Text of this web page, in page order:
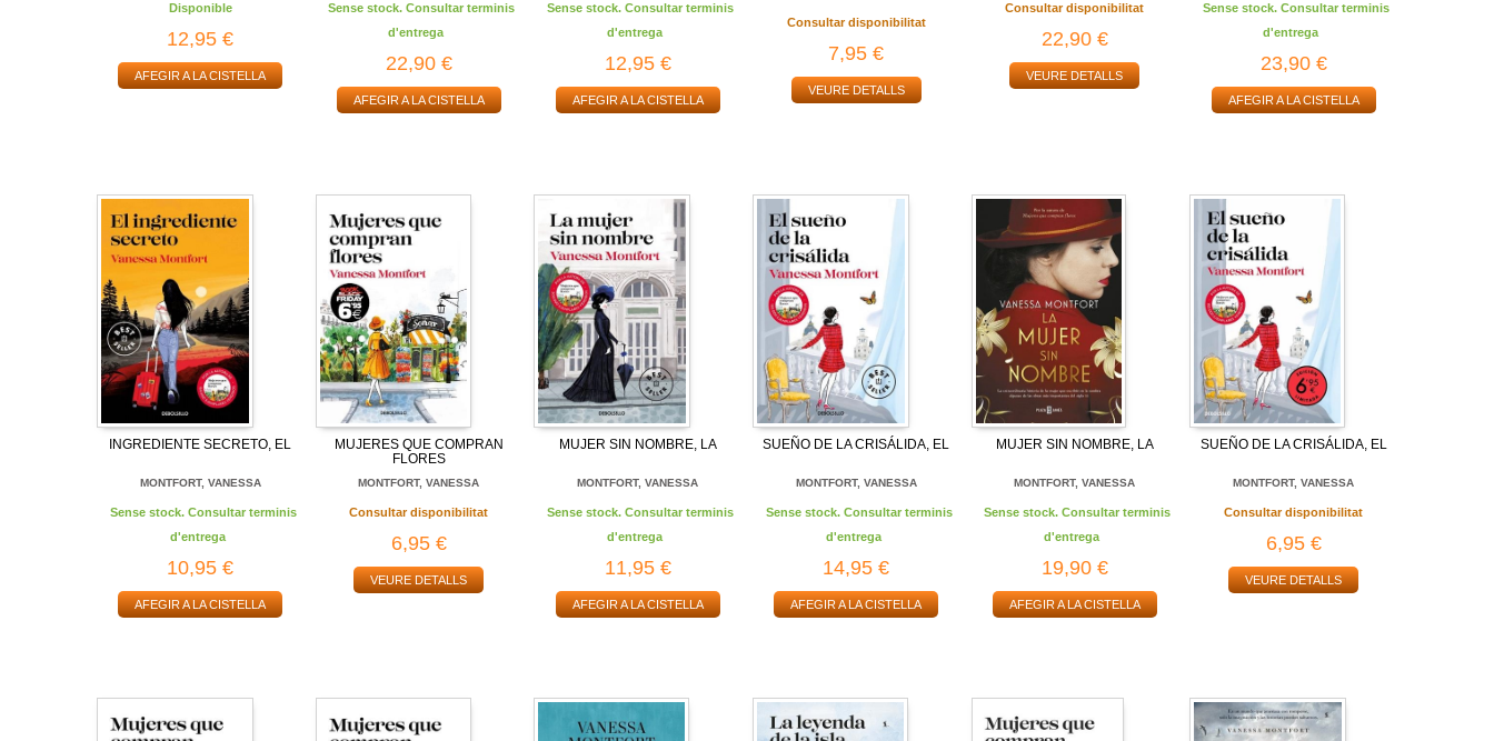
Disponible
12,95 €
AFEGIR A LA CISTELLA
Sense stock. Consultar terminis
d'entrega
22,90 €
AFEGIR A LA CISTELLA
Sense stock. Consultar terminis
d'entrega
12,95 €
AFEGIR A LA CISTELLA
Consultar disponibilitat
7,95 €
VEURE DETALLS
Consultar disponibilitat
22,90 €
VEURE DETALLS
Sense stock. Consultar terminis
d'entrega
23,90 €
AFEGIR A LA CISTELLA
INGREDIENTE SECRETO, EL
MONTFORT, VANESSA
Sense stock. Consultar terminis
d'entrega
10,95 €
AFEGIR A LA CISTELLA
MUJERES QUE COMPRAN
FLORES
MONTFORT, VANESSA
Consultar disponibilitat
6,95 €
VEURE DETALLS
MUJER SIN NOMBRE, LA
MONTFORT, VANESSA
Sense stock. Consultar terminis
d'entrega
11,95 €
AFEGIR A LA CISTELLA
SUEÑO DE LA CRISÁLIDA, EL
MONTFORT, VANESSA
Sense stock. Consultar terminis
d'entrega
14,95 €
AFEGIR A LA CISTELLA
MUJER SIN NOMBRE, LA
MONTFORT, VANESSA
Sense stock. Consultar terminis
d'entrega
19,90 €
AFEGIR A LA CISTELLA
SUEÑO DE LA CRISÁLIDA, EL
MONTFORT, VANESSA
Consultar disponibilitat
6,95 €
VEURE DETALLS